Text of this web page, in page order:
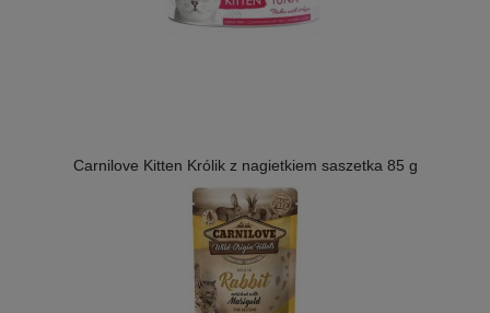
Carnilove Kitten Królik z nagietkiem saszetka 85 g